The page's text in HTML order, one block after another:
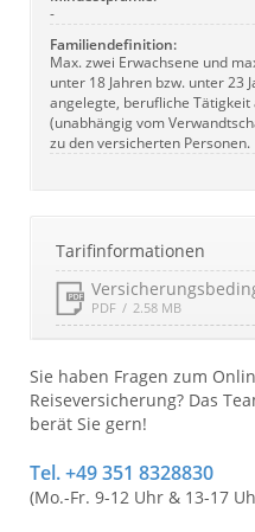
-
Familiendefinition:
Max. zwei Erwachsene und
unter 18 Jahren bzw. unter 23
angelegte, berufliche
(unabhängig vom
zu den versicherten Personen.
Tarifinformationen
PDF 2.58 MB
Sie haben Fragen zum
Reiseversicherung? Das
berät Sie gern!
Tel. +49 351 8328830
(Mo.-Fr. 9-12 Uhr & 13-17